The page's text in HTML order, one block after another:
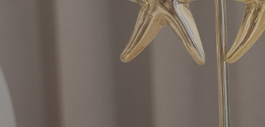
supporto 0 in modalità modale